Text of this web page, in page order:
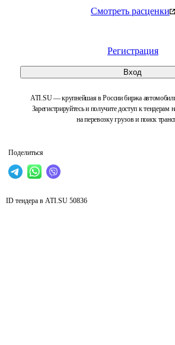
Смотреть расценки
Регистрация
Вход
ATI.SU — крупнейшая в России биржа
Зарегистрируйтесь и получите доступ к тендерам
на перевозку грузов и поиск
Поделиться
ID тендера в ATI.SU 50836